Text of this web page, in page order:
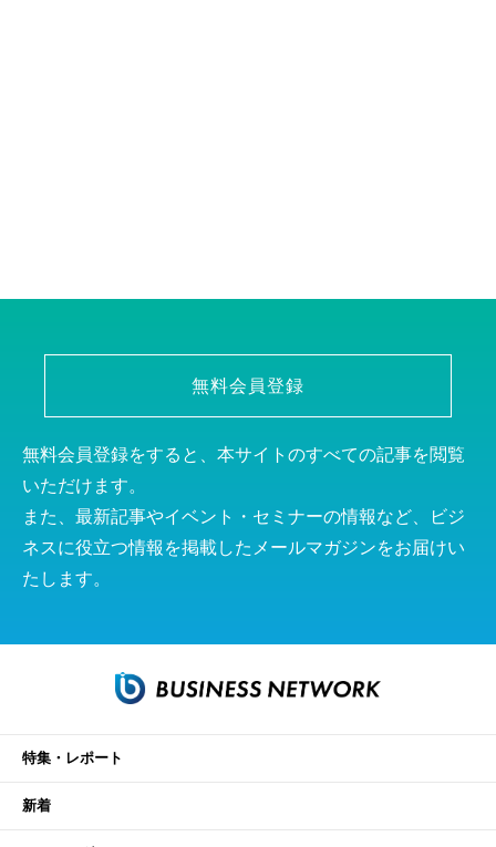
無料会員登録
無料会員登録をすると、本サイトのすべての記事を閲覧
いただけます。
また、最新記事やイベント・セミナーの情報など、ビジ
ネスに役立つ情報を掲載したメールマガジンをお届けい
たします。
特集・レポート
新着